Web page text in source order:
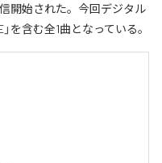
信開始された。今回デジタル
を含む全1曲となっている。